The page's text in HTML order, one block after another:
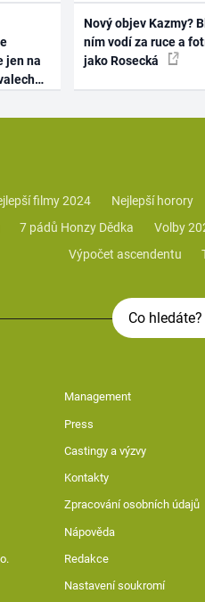
jen na
Nový objev Kazmy?
ním vodí za ruce a
jako Rosecká
filmy 2024 Nejlepší horory
7 pádů Honzy Dědka Volby
Výpočet ascendentu
Management
Press
Castingy a výzvy
Kontakty
Zpracování osobních údajů
Nápověda
Redakce
Nastavení soukromí